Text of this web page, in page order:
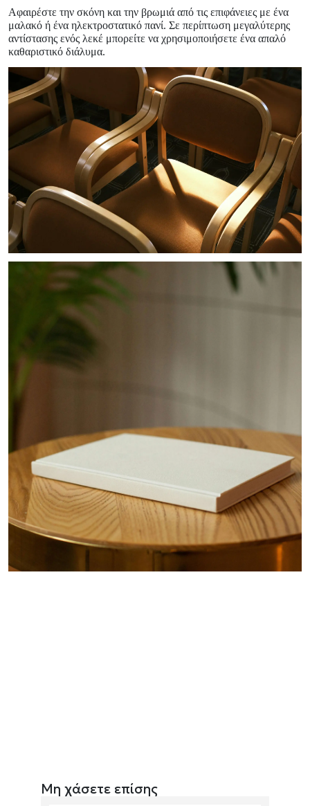
Αφαιρέστε την σκόνη και την βρωμιά από τις επιφάνειες με ένα
μαλακό ή ένα ηλεκτροστατικό πανί. Σε περίπτωση μεγαλύτερης
αντίστασης ενός λεκέ μπορείτε να χρησιμοποιήσετε ένα απαλό
καθαριστικό διάλυμα.
Μη χάσετε επίσης